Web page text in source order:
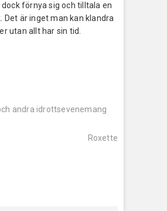
dock förnya sig och tilltala en
Det är inget man kan klandra
utan allt har sin tid.
andra idrottsevenemang
post:
Roxette